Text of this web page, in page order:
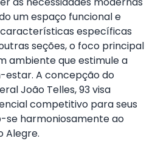
um espaço funcional e
específicas
seções, o foco principal
ambiente que estimule a
estar. A concepção do
João Telles, 93 visa
competitivo para seus
se harmoniosamente ao
Alegre.